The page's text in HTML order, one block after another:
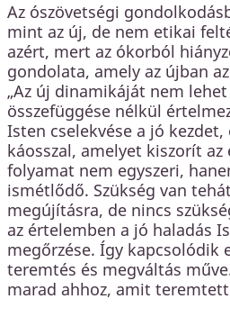
Az ószövetségi
mint az új, de nem etikai
azért, mert az ókorból
gondolata, amely az újban
„Az új dinamikáját nem
összefüggése nélkül
Isten cselekvése a jó kezdet,
káosszal, amelyet kiszorít az
folyamat nem egyszeri,
ismétlődő. Szükség van
megújításra, de nincs
az értelemben a jó haladás
megőrzése. Így kapcsolódik
teremtés és megváltás
marad ahhoz, amit